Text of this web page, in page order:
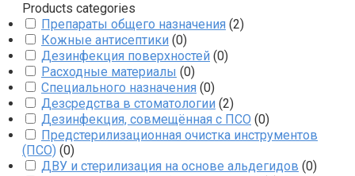
Products categories
Препараты общего назначения (2)
Кожные антисептики (0)
Дезинфекция поверхностей (0)
Расходные материалы (0)
Специального назначения (0)
Дезсредства в стоматологии (2)
Дезинфекция, совмещённая с ПСО (0)
Предстерилизационная очистка инструментов
(ПСО) (0)
ДВУ и стерилизация на основе альдегидов (0)